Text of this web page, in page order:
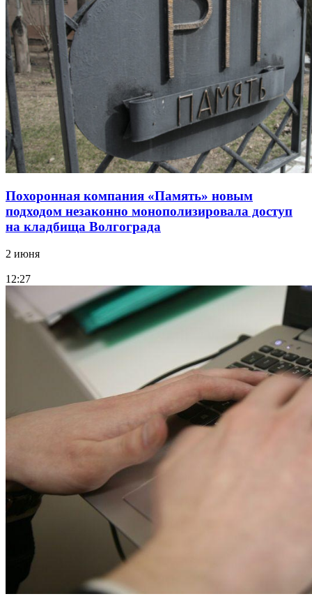
Похоронная компания «Память» новым
подходом незаконно монополизировала доступ
на кладбища Волгограда
2 июня
12:27